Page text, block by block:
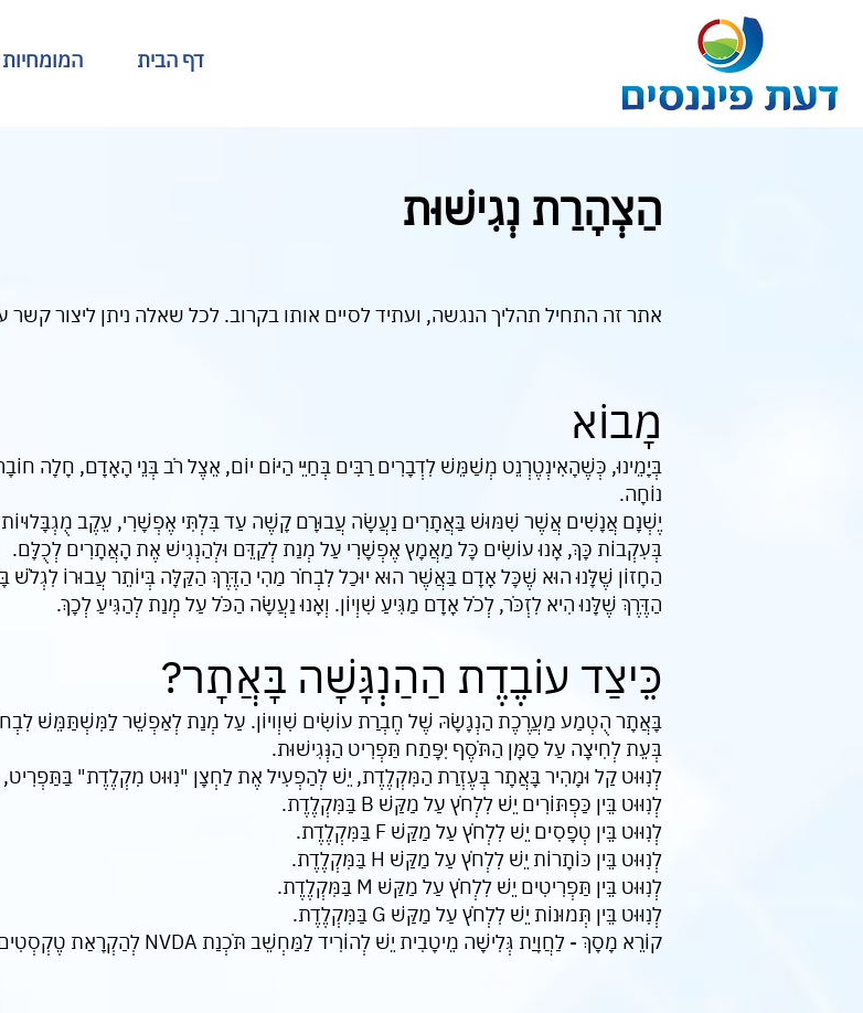
דף הבית
הַצְהָרַת נְגִישׁוּת
אתר זה התחיל תהליך הנגשה, ועתיד לסיים אותו בקרוב. לכל שאלה ניתן ליצור קשר
מָבוֹא
בְּיָמֵינוּ, כְּשֶׁהָאִינְטֶרְנֵט מְשַׁמֵּשׁ לִדְבָרִים רַבִּים בְּחַיֵּי הַיּוֹם יוֹם, אֵצֶל רֹב בְּנֵי הָאָדָם, חָלָה
נוֹחָה.
יֶשְׁנָם אֲנָשִׁים אֲשֶׁר שִׁמּוּשׁ בַּאֲתָרִים נַעֲשָׂה עֲבוּרָם קָשֶׁה עַד בִּלְתִּי אֶפְשָׁרִי, עֵקֶב מֻגְבָּלוּיוֹת
בְּעִקְבוֹת כָּךְ, אָנוּ עוֹשִׂים כָּל מַאֲמָץ אֶפְשָׁרִי עַל מְנַת לְקַדֵּם וּלְהַנְגִישׁ אֶת הָאֲתָרִים לְכֻלָּם.
הַחָזוֹן שֶׁלָּנוּ הוּא שֶׁכָּל אָדָם בַּאֲשֶׁר הוּא יוּכַל לִבְחֹר מַהִי הַדֶּרֶךְ הַקַּלָּה בְּיוֹתֵר עֲבוּרוֹ לִגְלֹשׁ
הַדֶּרֶךְ שֶׁלָּנוּ הִיא לִזְכֹּר, לְכֹל אָדָם מַגִּיעַ שִׁוְיוֹן. וְאָנוּ נַעֲשָׂה הַכֹּל עַל מְנַת לְהַגִּיעַ לְכָךְ.
כֵּיצַד עוֹבֶדֶת הַהַנְגָּשָׁה בָּאֲתָר?
בָּאֲתָר הֻטְמַע מַעֲרֶכֶת הַנְגָשָׂהּ שֶׁל חֶבְרַת עוֹשִׂים שִׁוְויוֹן. עַל מְנַת לְאַפְשֵׁר לַמִּשְׁתַּמֵּשׁ לִבְחֹר
בְּעֵת לְחִיצָה עַל סַמָּן הַתֹּסֶף יִפָּתַח תַּפְרִיט הַנְּגִישׁוּת.
לְנִוּוּט קַל וּמָהִיר בָּאֲתָר בְּעֶזְרַת הַמִּקְלֶדֶת, יֵשׁ לְהַפְעִיל אֶת לַחְצָן "נִוּוּט מִקְלֶדֶת"
לְנִוּוּט בֵּין כַּפְתּוֹרִים יֵשׁ לִלְחֹץ עַל מַקַּשׁ B בַּמִּקְלֶדֶת.
לְנִוּוּט בֵּין טְפָסִים יֵשׁ לִלְחֹץ עַל מַקַּשׁ F בַּמִּקְלֶדֶת.
לְנִוּוּט בֵּין כּוֹתָרוֹת יֵשׁ לִלְחֹץ עַל מַקַּשׁ H בַּמִּקְלֶדֶת.
לְנִוּוּט בֵּין תַּפְרִיטִים יֵשׁ לִלְחֹץ עַל מַקַּשׁ M בַּמִּקְלֶדֶת.
לְנִוּוּט בֵּין תְּמוּנוֹת יֵשׁ לִלְחֹץ עַל מַקַּשׁ G בַּמִּקְלֶדֶת.
קוֹרֵא מָסָךְ - לַחֲוָיַת גְּלִישָׁה מֵיטָבִית יֵשׁ לְהוֹרִיד לַמַּחְשֵׁב תֹּכְנַת NVDA לְהַקְרָאַת טֶקְסְטִים בָּאֲתָר